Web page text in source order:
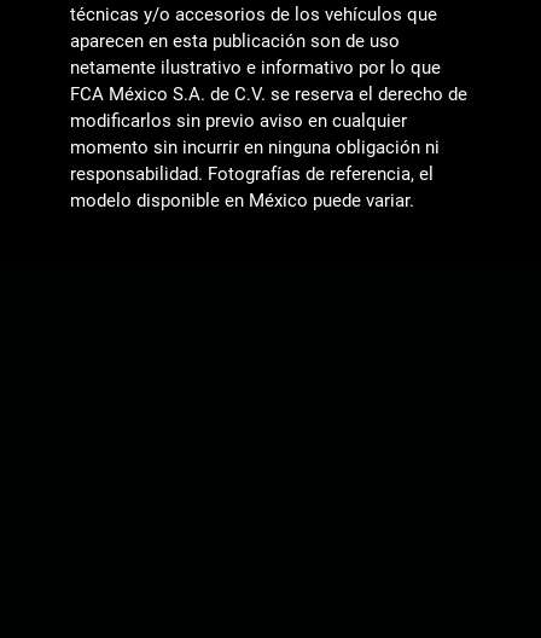
técnicas y/o accesorios de los vehículos que
aparecen en esta publicación son de uso
netamente ilustrativo e informativo por lo que
FCA México S.A. de C.V. se reserva el derecho de
modificarlos sin previo aviso en cualquier
momento sin incurrir en ninguna obligación ni
responsabilidad. Fotografías de referencia, el
modelo disponible en México puede variar.